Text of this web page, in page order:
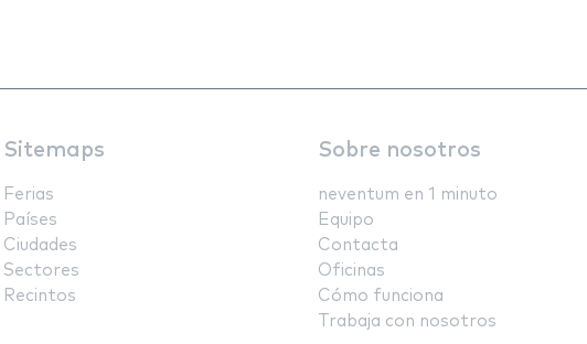
Sitemaps
Ferias
Países
Ciudades
Sectores
Recintos
Sobre nosotros
neventum en 1 minuto
Equipo
Contacta
Oficinas
Cómo funciona
Trabaja con nosotros